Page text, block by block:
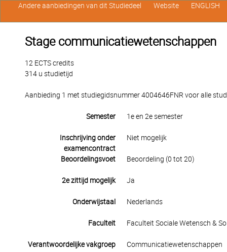
Stage communicatiewetenschappen
12 ECTS credits
314 u studietijd
Aanbieding 1 met studiegidsnummer 4004646FNR voor alle
Semester 1e en 2e semester
Inschrijving onder
examencontract
Niet mogelijk
Beoordelingsvoet Beoordeling (0 tot 20)
2e zittijd mogelijk Ja
Onderwijstaal Nederlands
Faculteit Faculteit Sociale Wetensch &
Verantwoordelijke vakgroep Communicatiewetenschappen
Andere aanbiedingen van dit Studiedeel Website ENGLISH